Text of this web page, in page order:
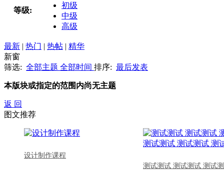
等级:
初级
中级
高级
最新 | 热门 | 热帖 | 精华
新窗
筛选: 全部主题 全部时间 排序: 最后发表
本版块或指定的范围内尚无主题
返 回
图文推荐
设计制作课程
测试测试 测试测试 测试